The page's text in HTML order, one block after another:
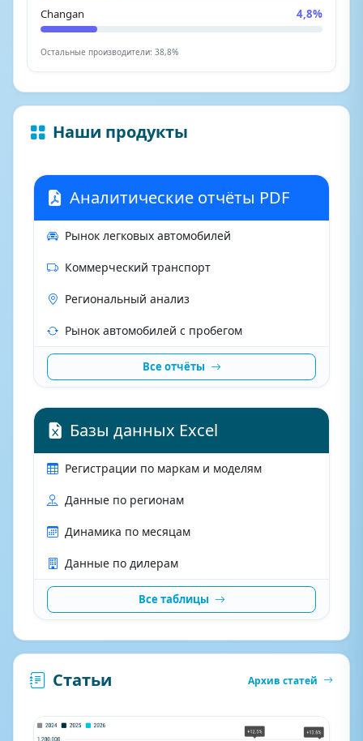
Changan 4,8%
Остальные производители: 38,8%
Наши продукты
Аналитические отчёты PDF
Рынок легковых автомобилей
Коммерческий транспорт
Региональный анализ
Рынок автомобилей с пробегом
Все отчёты
Базы данных Excel
Регистрации по маркам и моделям
Данные по регионам
Динамика по месяцам
Данные по дилерам
Все таблицы
Статьи Архив статей